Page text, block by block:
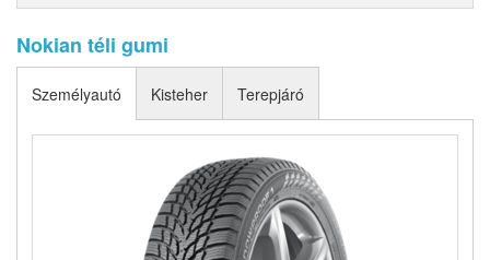
Nokian téli gumi
Személyautó Kisteher Terepjáró